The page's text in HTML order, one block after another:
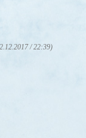
/ 22:39)